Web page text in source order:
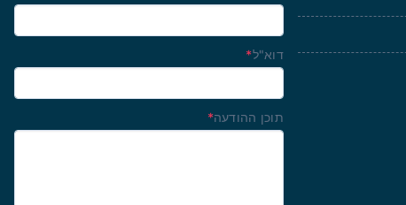
דוא"ל*
תוכן ההודעה*